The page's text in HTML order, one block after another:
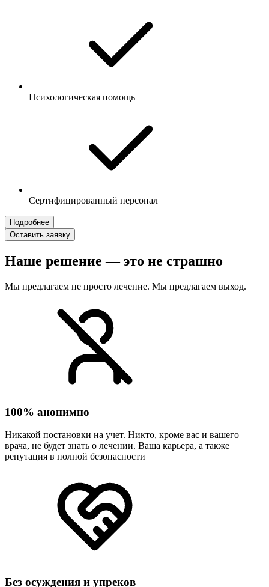
Психологическая помощь
Сертифицированный персонал
Подробнее
Оставить заявку
Наше решение — это не страшно
Мы предлагаем не просто лечение. Мы предлагаем выход.
100% анонимно
Никакой постановки на учет. Никто, кроме вас и вашего
врача, не будет знать о лечении. Ваша карьера, а также
репутация в полной безопасности
Без осуждения и упреков